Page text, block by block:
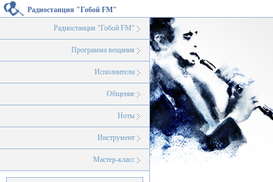
Радиостанция "Гобой FM"
Радиостанция "Гобой FM"
Программа вещания
Исполнители
Общение
Ноты
Инструмент
Мастер-класс